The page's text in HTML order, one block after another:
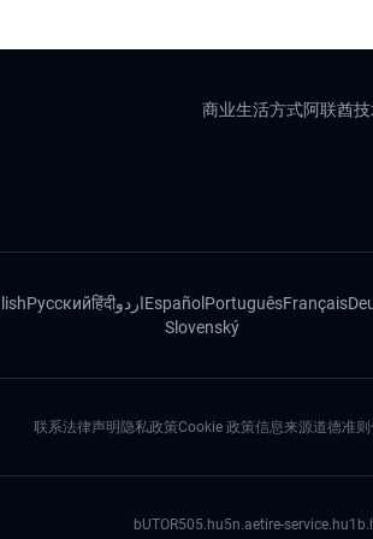
商业生活方式阿联酋
РусскийहिंदीاردوEspañol PortuguêsFrançais
Slovenský
联系法律声明 隐私政策Cookie 政策信息来源道德准则
bUTOR505.hu5n.aetire-service.hu